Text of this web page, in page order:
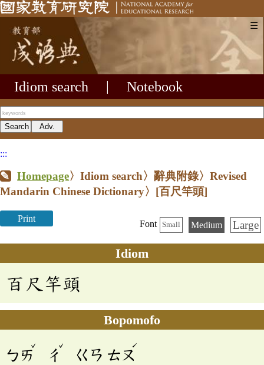
☰
Idiom search Notebook
:::
Homepage〉Idiom search〉辭典附錄〉Revised
Mandarin Chinese Dictionary〉 [百尺竿頭]
Print
Font Small Medium Large
Idiom
百尺竿頭
Bopomofo
ㄅㄞ
ˇ
ㄔ
ˇ
ㄍㄢ ㄊㄡ
ˊ